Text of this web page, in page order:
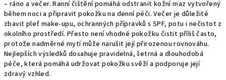
– ráno a večer. Ranní čištění pomáhá odstranit kožní maz vytvořený
během noci a připravit pokožku na denní péči. Večer je důležité
zbavit pleť make-upu, ochranných přípravků s SPF, potu i nečistot z
okolního prostředí. Přesto není vhodné pokožku čistit příliš často,
protože nadměrné mytí může narušit její přirozenou rovnováhu.
Nejlepších výsledků dosahuje pravidelná, šetrná a dlouhodobá
péče, která pomáhá udržovat pokožku svěží a podporuje její
zdravý vzhled.